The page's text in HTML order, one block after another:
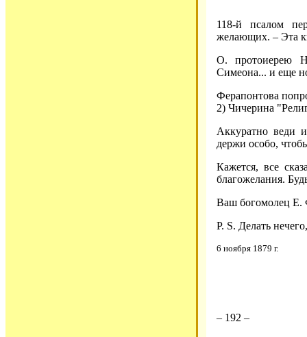
118-й псалом
желающих. – Эта
О. протоиерею
Симеона... и еще
Ферапонтова
2) Чичерина
Аккуратно веди
держи особо,
Кажется, все
благожелания.
Ваш богомолец Е.
P. S. Делать
6 ноября 1879 г.
– 192 –